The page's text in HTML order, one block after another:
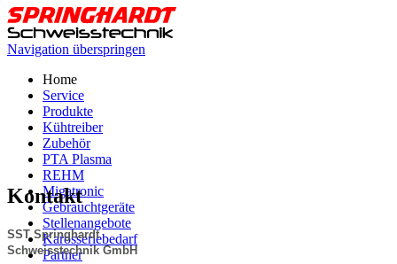
Navigation überspringen
Home
Service
Produkte
Kühtreiber
Zubehör
PTA Plasma
REHM
Migatronic
Gebrauchtgeräte
Stellenangebote
Karosseriebedarf
Partner
Kontakt
SST Springhardt
Schweisstechnik GmbH